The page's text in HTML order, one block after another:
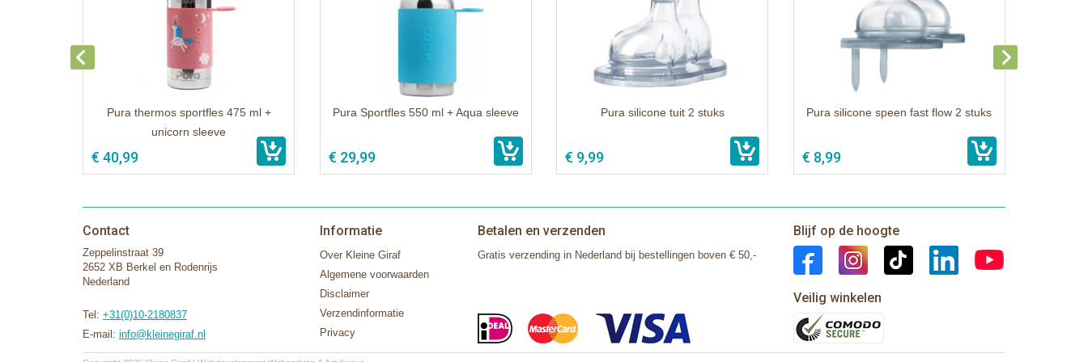
Pura thermos sportfles 475 ml +
unicorn sleeve
€ 40,99
Pura Sportfles 550 ml + Aqua sleeve
€ 29,99
Pura silicone tuit 2 stuks
€ 9,99
Pura silicone speen fast flow 2 stuks
€ 8,99
Contact
Zeppelinstraat 39
2652 XB Berkel en Rodenrijs
Nederland
Tel: +31(0)10-2180837
E-mail: info@kleinegiraf.nl
Informatie
Over Kleine Giraf
Algemene voorwaarden
Disclaimer
Verzendinformatie
Privacy
Betalen en verzenden
Gratis verzending in Nederland bij bestellingen boven € 50,-
Blijf op de hoogte
Veilig winkelen